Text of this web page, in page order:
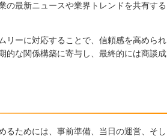
の最新ニュースや業界トレンドを共有する
リーに対応することで、信頼感を高められ
的な関係構築に寄与し、最終的には商談成
るためには、事前準備、当日の運営、そし